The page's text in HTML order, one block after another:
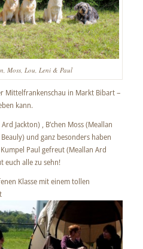
Moss, Lou, Leni & Paul
Mittelfrankenschau in Markt Bibart –
kann.
Jackton) , B’chen Moss (Meallan
und ganz besonders haben
Paul gefreut (Meallan Ard
euch alle zu sehn!
Klasse mit einem tollen